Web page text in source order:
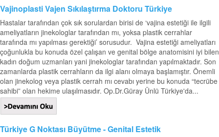
Vajinoplasti Vajen Sıkılaştırma Doktoru Türkiye
Hastalar tarafından çok sık sorulardan birisi de ‘vajina estetiği ile ilgili
ameliyatların jinekologlar tarafından mı, yoksa plastik cerrahlar
tarafında mı yapılması gerektiği’ sorusudur. Vajina estetiği ameliyatları
çoğunlukla bu konuda özel çalışan ve genital bölge anatomisini iyi bilen
kadın doğum uzmanları yani jinekologlar tarafından yapılmaktadır. Son
zamanlarda plastik cerrahların da ilgi alanı olmaya başlamıştır. Önemli
olan jinekolog veya plastik cerrah mı cevabı yerine bu konuda “tecrübe
sahibi” olan hekime ulaşılmasıdır. Op.Dr.Güray Ünlü Türkiye'da...
Türkiye G Noktası Büyütme - Genital Estetik